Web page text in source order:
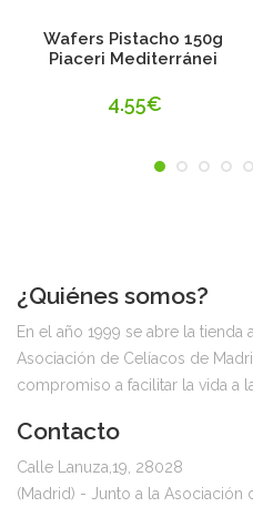
Wafers Pistacho 150g
Piaceri Mediterránei
4.55€
¿Quiénes somos?
En el año 1999 se abre la
Asociación de Celíacos de
compromiso a facilitar la vida a
Contacto
Calle Lanuza,19, 28028
(Madrid) - Junto a la Asociación